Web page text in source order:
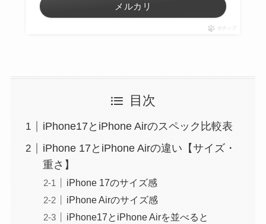
メルカリ
ポチップ
目次
iPhone17とiPhone Airのスペック比較表
iPhone 17とiPhone Airの違い【サイズ・
重さ】
iPhone 17のサイズ感
iPhone Airのサイズ感
iPhone17とiPhone Airを並べると